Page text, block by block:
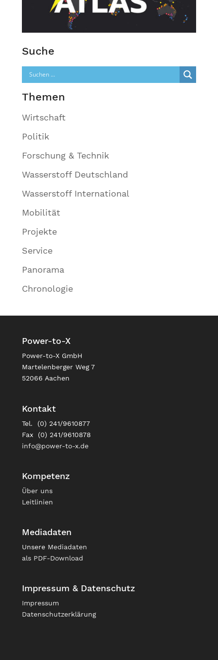
Suche
Themen
Wirtschaft
Politik
Forschung & Technik
Wasserstoff Deutschland
Wasserstoff International
Mobilität
Projekte
Service
Panorama
Chronologie
Power-to-X
Power-to-X GmbH
Martelenberger Weg 7
52066 Aachen
Kontakt
Tel. (0) 241/9610877
Fax (0) 241/9610878
info@power-to-x.de
Kompetenz
Über uns
Leitlinien
Mediadaten
Unsere Mediadaten
als PDF-Download
Impressum & Datenschutz
Impressum
Datenschutzerklärung